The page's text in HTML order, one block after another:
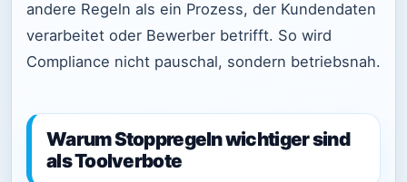
andere Regeln als ein Prozess, der Kundendaten
verarbeitet oder Bewerber betrifft. So wird
Compliance nicht pauschal, sondern betriebsnah.
Warum Stoppregeln wichtiger sind
als Toolverbote